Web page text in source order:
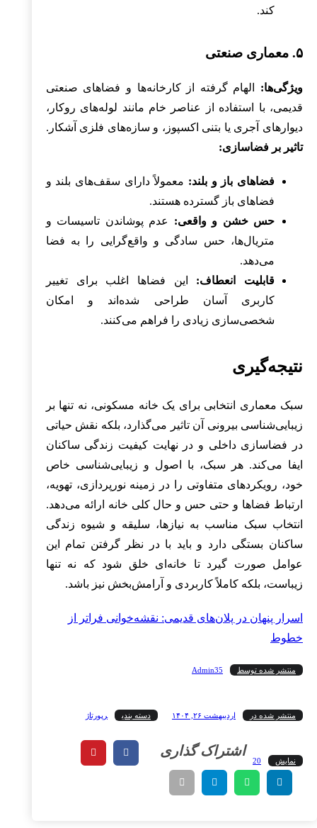
کند.
۵. معماری صنعتی
ویژگی‌ها: الهام گرفته از کارخانه‌ها و فضاهای صنعتی
قدیمی، با استفاده از عناصر خام مانند لوله‌های روکار،
دیوارهای آجری یا بتنی اکسپوز، و سازه‌های فلزی آشکار.
تاثیر بر فضاسازی:
فضاهای باز و بلند: معمولاً دارای سقف‌های بلند و
فضاهای باز گسترده هستند.
حس خشن و واقعی: عدم پوشاندن تاسیسات و
متریال‌ها، حس سادگی و واقع‌گرایی را به فضا
می‌دهد.
قابلیت انعطاف: این فضاها اغلب برای تغییر
کاربری آسان طراحی شده‌اند و امکان
شخصی‌سازی زیادی را فراهم می‌کنند.
نتیجه‌گیری
سبک معماری انتخابی برای یک خانه مسکونی، نه تنها بر
زیبایی‌شناسی بیرونی آن تاثیر می‌گذارد، بلکه نقش حیاتی
در فضاسازی داخلی و در نهایت کیفیت زندگی ساکنان
ایفا می‌کند. هر سبک، با اصول و زیبایی‌شناسی خاص
خود، رویکردهای متفاوتی را در زمینه نورپردازی، تهویه،
ارتباط فضاها و حتی حس و حال کلی خانه ارائه می‌دهد.
انتخاب سبک مناسب به نیازها، سلیقه و شیوه زندگی
ساکنان بستگی دارد و باید با در نظر گرفتن تمام این
عوامل صورت گیرد تا خانه‌ای خلق شود که نه تنها
زیباست، بلکه کاملاً کاربردی و آرامش‌بخش نیز باشد.
اسرار پنهان در پلان‌های قدیمی: نقشه‌خوانی فراتر از
خطوط
منتشر شده توسط Admin35
منتشر شده در اردیبهشت ۲۶, ۱۴۰۴ دسته بندی رپورتاژ
نمایش 20